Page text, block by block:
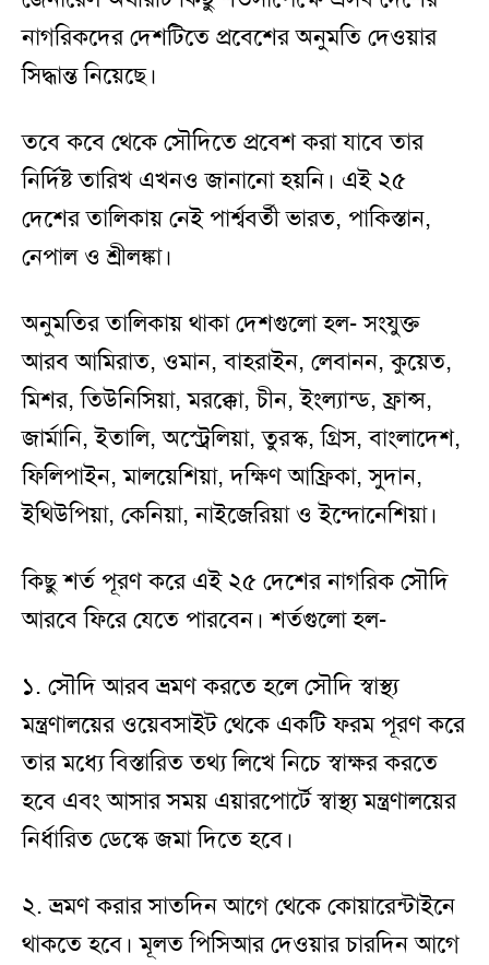
নাগরিকদের দেশটিতে প্রবেশের অনুমতি দেওয়ার
সিদ্ধান্ত নিয়েছে।
তবে কবে থেকে সৌদিতে প্রবেশ করা যাবে তার
নির্দিষ্ট তারিখ এখনও জানানো হয়নি। এই ২৫
দেশের তালিকায় নেই পার্শ্ববর্তী ভারত, পাকিস্তান,
নেপাল ও শ্রীলঙ্কা।
অনুমতির তালিকায় থাকা দেশগুলো হল- সংযুক্ত
আরব আমিরাত, ওমান, বাহরাইন, লেবানন, কুয়েত,
মিশর, তিউনিসিয়া, মরক্কো, চীন, ইংল্যান্ড, ফ্রান্স,
জার্মানি, ইতালি, অস্ট্রেলিয়া, তুরস্ক, গ্রিস, বাংলাদেশ,
ফিলিপাইন, মালয়েশিয়া, দক্ষিণ আফ্রিকা, সুদান,
ইথিউপিয়া, কেনিয়া, নাইজেরিয়া ও ইন্দোনেশিয়া।
কিছু শর্ত পূরণ করে এই ২৫ দেশের নাগরিক সৌদি
আরবে ফিরে যেতে পারবেন। শর্তগুলো হল-
১. সৌদি আরব ভ্রমণ করতে হলে সৌদি স্বাস্থ্য
মন্ত্রণালয়ের ওয়েবসাইট থেকে একটি ফরম পূরণ করে
তার মধ্যে বিস্তারিত তথ্য লিখে নিচে স্বাক্ষর করতে
হবে এবং আসার সময় এয়ারপোর্টে স্বাস্থ্য মন্ত্রণালয়ের
নির্ধারিত ডেস্কে জমা দিতে হবে।
২. ভ্রমণ করার সাতদিন আগে থেকে কোয়ারেন্টাইনে
থাকতে হবে। মূলত পিসিআর দেওয়ার চারদিন আগে